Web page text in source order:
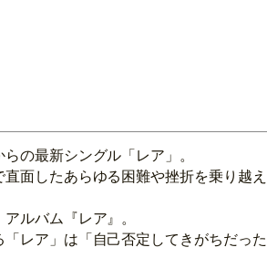
の最新シングル「レア」。
面したあらゆる困難や挫折を乗り越
ルバム『レア』。
レア」は「自己否定してきがちだっ